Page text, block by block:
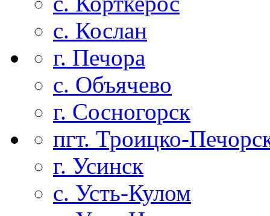
с. Кослан
г. Печора
с. Объячево
г. Сосногорск
пгт. Троицко-
г. Усинск
с. Усть-Кулом